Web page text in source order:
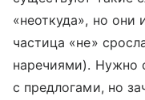
«неоткуда», но они
частица «не»
наречиями). Нужно
с предлогами, но